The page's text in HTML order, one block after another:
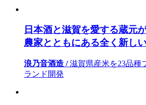
日本酒と滋賀を愛する蔵元
農家とともにある全く新し
浪乃音酒造 /滋賀県産米を23品種
ランド開発